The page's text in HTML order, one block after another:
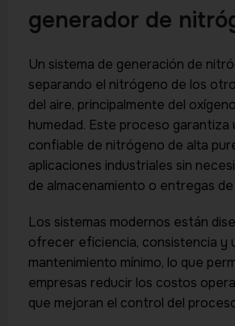
generador de
Un sistema de generación de
separando el nitrógeno de los
del aire, principalmente del
humedad. Este proceso garantiza
confiable de nitrógeno de alta
aplicaciones industriales sin
de almacenamiento o entregas de
Los sistemas modernos están
ofrecer eficiencia, consistencia y
mantenimiento mínimo, lo que
empresas reducir los costos
que mejoran el control del